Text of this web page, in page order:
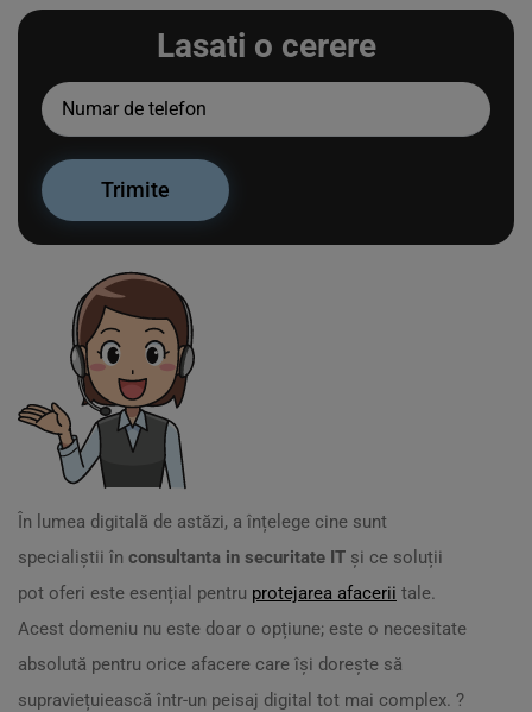
Lasati o cerere
În lumea digitală de astăzi, a înțelege cine sunt
specialiștii în consultanta in securitate IT și ce soluții
pot oferi este esențial pentru protejarea afacerii tale.
Acest domeniu nu este doar o opțiune; este o necesitate
absolută pentru orice afacere care își dorește să
supraviețuiească într-un peisaj digital tot mai complex. ?